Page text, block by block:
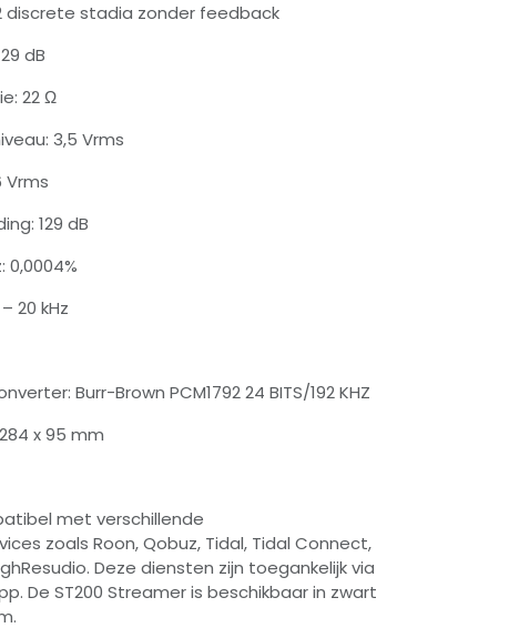
discrete stadia zonder feedback
dB
22 Ω
3,5 Vrms
Vrms
129 dB
0,0004%
20 kHz
Burr-Brown PCM1792 24 BITS/192 KHZ
x 95 mm
met verschillende
zoals Roon, Qobuz, Tidal, Tidal Connect,
Deze diensten zijn toegankelijk via
De ST200 Streamer is beschikbaar in zwart